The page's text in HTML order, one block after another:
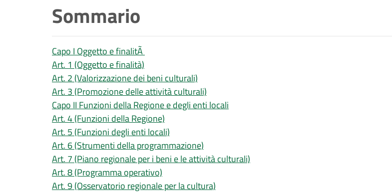
Sommario
Capo I Oggetto e finalitÃ
Art. 1 (Oggetto e finalità)
Art. 2 (Valorizzazione dei beni culturali)
Art. 3 (Promozione delle attività culturali)
Capo II Funzioni della Regione e degli enti locali
Art. 4 (Funzioni della Regione)
Art. 5 (Funzioni degli enti locali)
Art. 6 (Strumenti della programmazione)
Art. 7 (Piano regionale per i beni e le attività culturali)
Art. 8 (Programma operativo)
Art. 9 (Osservatorio regionale per la cultura)